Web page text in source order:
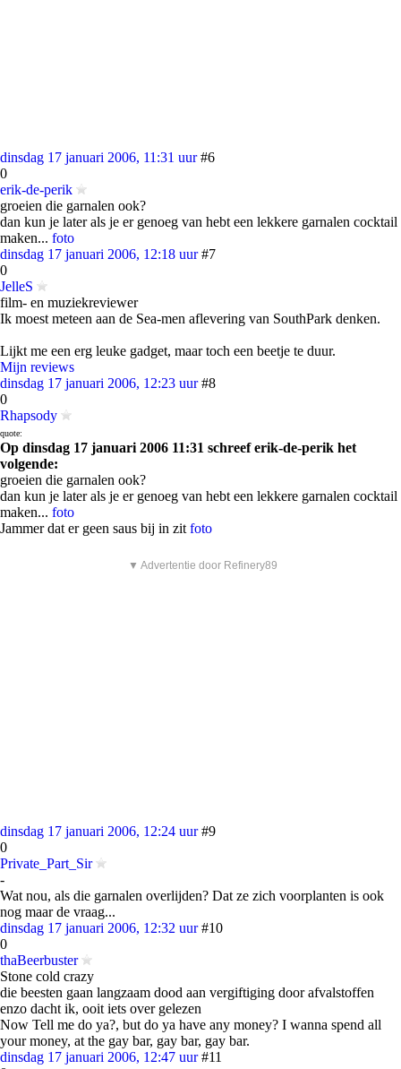
dinsdag 17 januari 2006, 11:31 uur #6
0
erik-de-perik
groeien die garnalen ook?
dan kun je later als je er genoeg van hebt een lekkere garnalen cocktail
maken... foto
dinsdag 17 januari 2006, 12:18 uur #7
0
JelleS
film- en muziekreviewer
Ik moest meteen aan de Sea-men aflevering van SouthPark denken.
Lijkt me een erg leuke gadget, maar toch een beetje te duur.
Mijn reviews
dinsdag 17 januari 2006, 12:23 uur #8
0
Rhapsody
quote:
Op dinsdag 17 januari 2006 11:31 schreef erik-de-perik het
volgende:
groeien die garnalen ook?
dan kun je later als je er genoeg van hebt een lekkere garnalen cocktail
maken... foto
Jammer dat er geen saus bij in zit foto
▼ Advertentie door Refinery89
dinsdag 17 januari 2006, 12:24 uur #9
0
Private_Part_Sir
-
Wat nou, als die garnalen overlijden? Dat ze zich voorplanten is ook
nog maar de vraag...
dinsdag 17 januari 2006, 12:32 uur #10
0
thaBeerbuster
Stone cold crazy
die beesten gaan langzaam dood aan vergiftiging door afvalstoffen
enzo dacht ik, ooit iets over gelezen
Now Tell me do ya?, but do ya have any money? I wanna spend all
your money, at the gay bar, gay bar, gay bar.
dinsdag 17 januari 2006, 12:47 uur #11